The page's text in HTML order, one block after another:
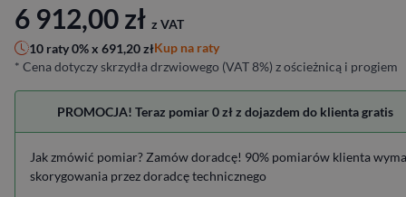
6 912,00zł z VAT
10 raty 0% x 691,20złKup na raty
* Cena dotyczy skrzydła drzwiowego (VAT 8%) z ościeżnicą i progiem
PROMOCJA! Teraz pomiar 0 zł z dojazdem do klienta gratis
Jak zmówić pomiar? Zamów doradcę! 90% pomiarów klienta
skorygowania przez doradcę technicznego